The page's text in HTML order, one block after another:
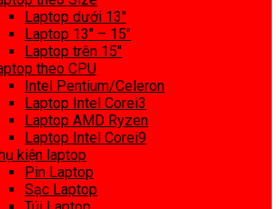
Laptop dưới 13″
Laptop 13″ – 15″
Laptop trên 15″
theo CPU
Intel Pentium/Celeron
Laptop Intel Corei3
Laptop AMD Ryzen
Laptop Intel Corei9
kiện laptop
Pin Laptop
Sạc Laptop